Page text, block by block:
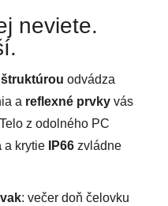
neviete.
odvádza
a reflexné prvky vás
z odolného PC
a krytie IP66 zvládne
: večer doň čelovku